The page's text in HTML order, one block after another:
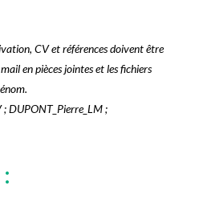
CV et références doivent être
en pièces jointes et les fichiers
; DUPONT_Pierre_LM ;